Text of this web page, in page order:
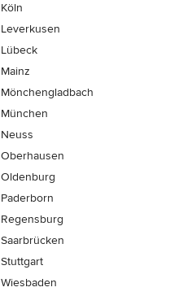
Köln
Leverkusen
Lübeck
Mainz
Mönchen­gladbach
München
Neuss
Oberhausen
Oldenburg
Paderborn
Regensburg
Saarbrücken
Stuttgart
Wiesbaden